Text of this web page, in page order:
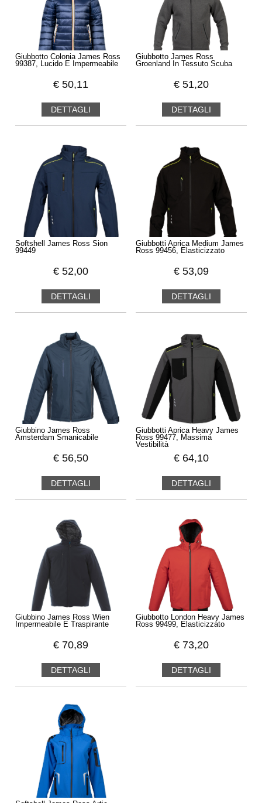
Giubbotto Colonia James Ross
99387, Lucido E Impermeabile
€ 50,11
DETTAGLI
Giubbotto James Ross
Groenland In Tessuto Scuba
€ 51,20
DETTAGLI
Softshell James Ross Sion
99449
€ 52,00
DETTAGLI
Giubbotti Aprica Medium James
Ross 99456, Elasticizzato
€ 53,09
DETTAGLI
Giubbino James Ross
Amsterdam Smanicabile
€ 56,50
DETTAGLI
Giubbotti Aprica Heavy James
Ross 99477, Massima
Vestibilità
€ 64,10
DETTAGLI
Giubbino James Ross Wien
Impermeabile E Traspirante
€ 70,89
DETTAGLI
Giubbotto London Heavy James
Ross 99499, Elasticizzato
€ 73,20
DETTAGLI